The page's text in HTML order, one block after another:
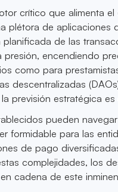
crítico que alimenta el
plétora de aplicaciones
de las
encendiendo
como para
descentralizadas
previsión estratégica es
pueden
formidable para las
de pago
complejidades, los
cadena de este